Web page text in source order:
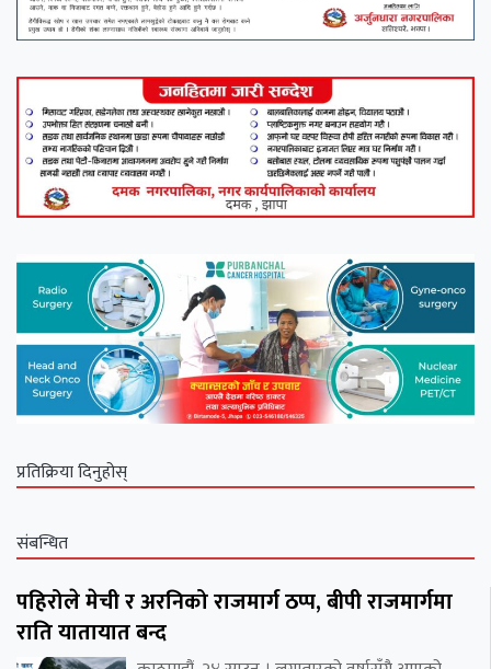
प्रतिक्रिया दिनुहोस्
संबन्धित
पहिरोले मेची र अरनिको राजमार्ग ठप्प, बीपी राजमार्गमा
राति यातायात बन्द